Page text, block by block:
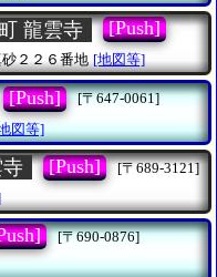
龍雲寺 [Push]
２２６番地 [地図等]
[Push]
[〒647-0061]
図等]
[Push]
[〒689-3121]
[〒690-0876]